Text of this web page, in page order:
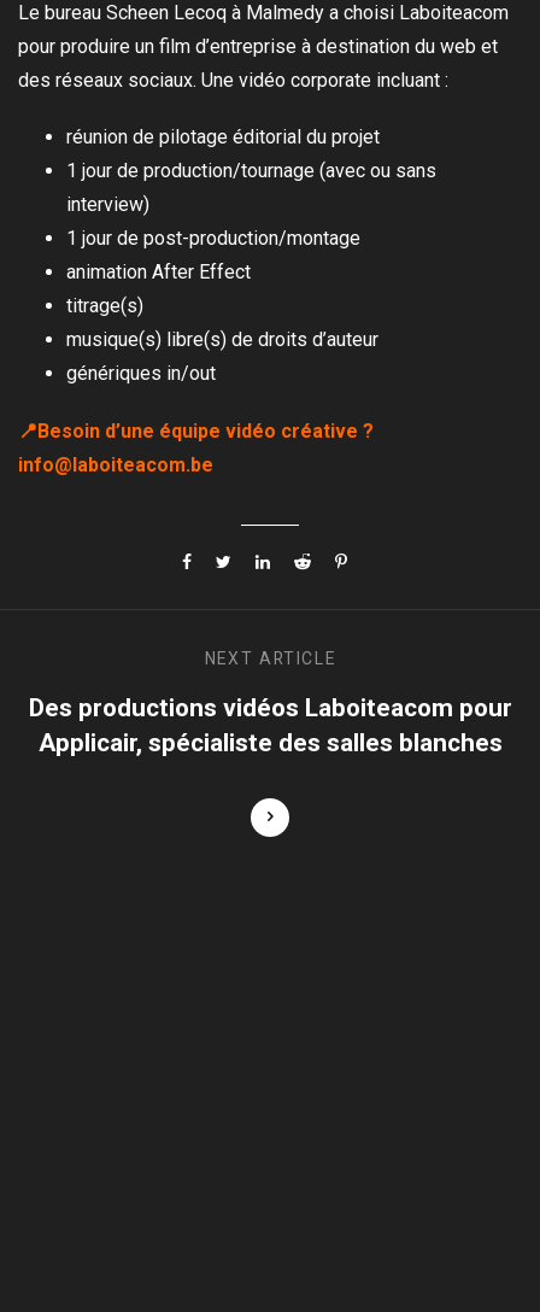
Le bureau Scheen Lecoq à Malmedy a choisi Laboiteacom
pour produire un film d’entreprise à destination du web et
des réseaux sociaux. Une vidéo corporate incluant :
réunion de pilotage éditorial du projet
1 jour de production/tournage (avec ou sans
interview)
1 jour de post-production/montage
animation After Effect
titrage(s)
musique(s) libre(s) de droits d’auteur
génériques in/out
📍Besoin d’une équipe vidéo créative ?
info@laboiteacom.be
NEXT ARTICLE
Des productions vidéos Laboiteacom pour
Applicair, spécialiste des salles blanches